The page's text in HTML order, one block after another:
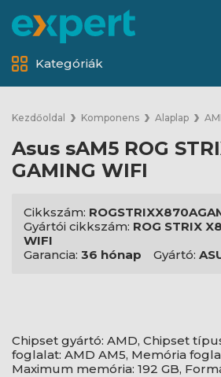
Kategóriák
Kezdőoldal Komponens Alaplap
Asus sAM5 ROG
GAMING WIFI
Cikkszám:
Gyártói cikkszám: ROG STRIX
WIFI
Garancia: 36 hónap Gyártó:
Chipset gyártó: AMD, Chipset
foglalat: AMD AM5, Memória
Maximum memória: 192 GB,